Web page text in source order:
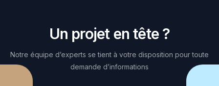
Un projet en tête ?
Notre équipe d’experts se tient à votre disposition pour toute
demande d’informations